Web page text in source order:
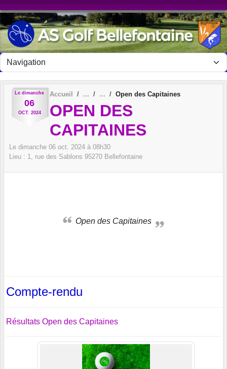
Le dimanche
06
OCT. 2024
Accueil Open des Capitaines
OPEN DES
CAPITAINES
Le dimanche 06 oct. 2024 à 08h30
Lieu : 1, rue des Sablons 95270 Bellefontaine
Open des Capitaines
Compte-rendu
Résultats Open des Capitaines